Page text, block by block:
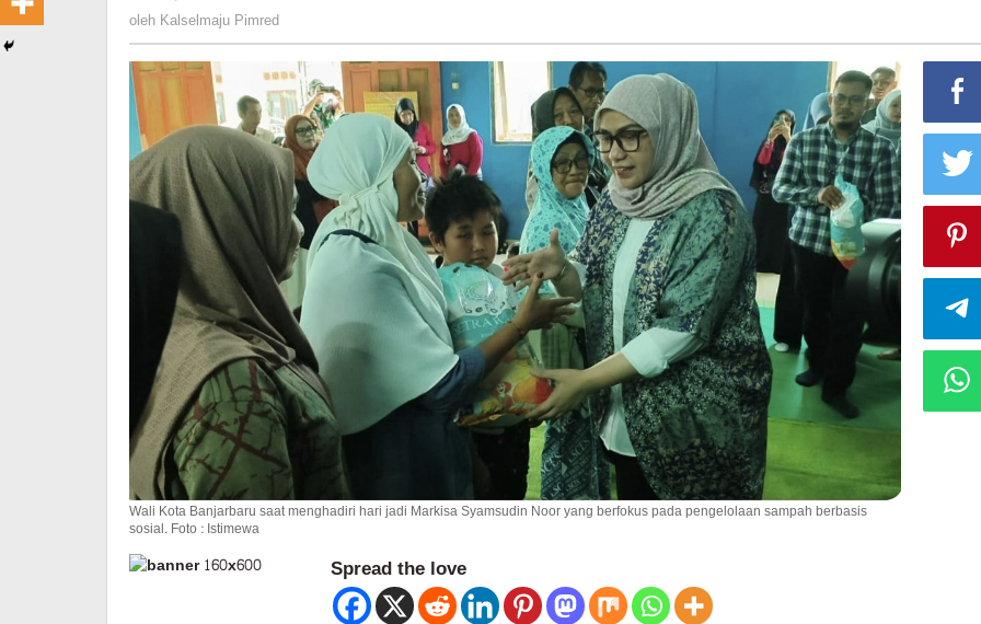
Kalselmaju
Pimred
oleh Kalselmaju Pimred
Wali Kota Banjarbaru saat menghadiri hari jadi Markisa Syamsudin Noor yang berfokus pada pengelolaan sampah berbasis
sosial. Foto : Istimewa
Spread the love